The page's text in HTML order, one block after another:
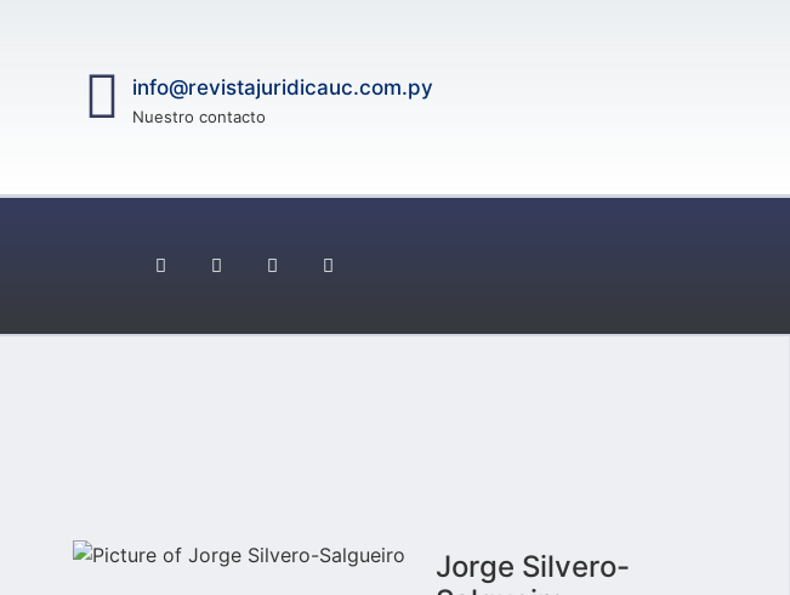
info@revistajuridicauc.com.py
Nuestro contacto
Jorge Silvero-